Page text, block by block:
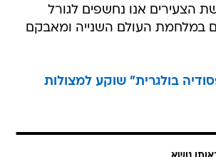
הצעירים אנו נחשפים לגורל
במלחמת העולם השנייה ומאבקם
בולגרית" שוקע למצולות